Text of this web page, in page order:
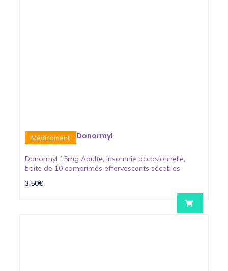
Médicament Donormyl
Donormyl 15mg Adulte, Insomnie occasionnelle,
boite de 10 comprimés effervescents sécables
3,50€